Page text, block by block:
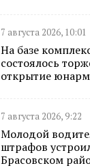
7 августа 2026, 10:01
На базе
состоялось
открытие
7 августа 2026, 9:22
Молодой
штрафов
Брасовском